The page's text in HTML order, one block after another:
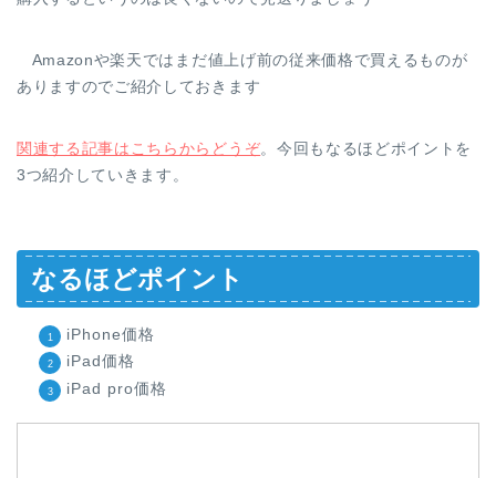
Amazonや楽天ではまだ値上げ前の従来価格で買えるものが
ありますのでご紹介しておきます
関連する記事はこちらからどうぞ。今回もなるほどポイントを
3つ紹介していきます。
なるほどポイント
iPhone価格
iPad価格
iPad pro価格